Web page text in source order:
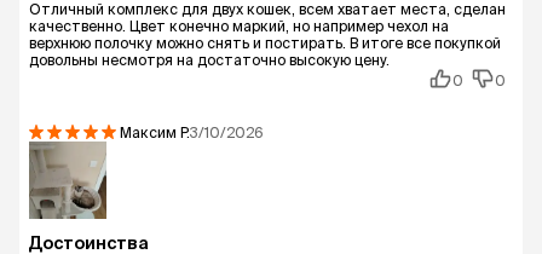
Отличный комплекс для двух кошек, всем хватает места, сделан
качественно. Цвет конечно маркий, но например чехол на
верхнюю полочку можно снять и постирать. В итоге все покупкой
довольны несмотря на достаточно высокую цену.
0
0
Максим Р.3/10/2026
Достоинства